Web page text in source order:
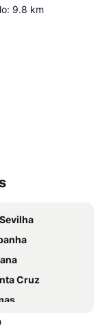
: 9.8 km
Cruz
Plaza de Armas